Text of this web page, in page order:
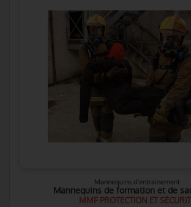
Mannequins d'entrainement
Mannequins de formation et de
MMF PROTECTION ET